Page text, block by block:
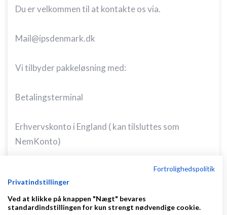
Du er velkommen til at kontakte os via.
Mail@ipsdenmark.dk
Vi tilbyder pakkeløsning med:
Betalingsterminal
Erhvervskonto i England ( kan tilsluttes som
NemKonto)
Fortrolighedspolitik
Privatindstillinger
Ved at klikke på knappen "Nægt" bevares
standardindstillingen for kun strengt nødvendige cookie.